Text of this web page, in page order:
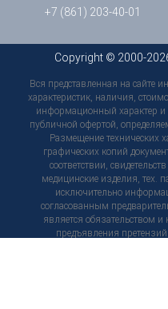
+7 (861) 203-40-01
Copyright © 2000-
Вся представленная на сайте
характеристик, наличия,
информационный характер и
публичной офертой,
Размещение технических
графических копий
соответствии,
медицинские изделия, тех.
исключительно
согласованным
является обязательством
предъявления